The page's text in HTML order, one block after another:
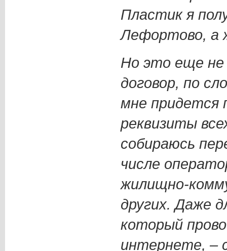
Пластик я
Лефортово, а
Но это еще
договор, по
мне придется
реквизиты
собираюсь
числе
жилищно-
других. Даже
который
интернете, –